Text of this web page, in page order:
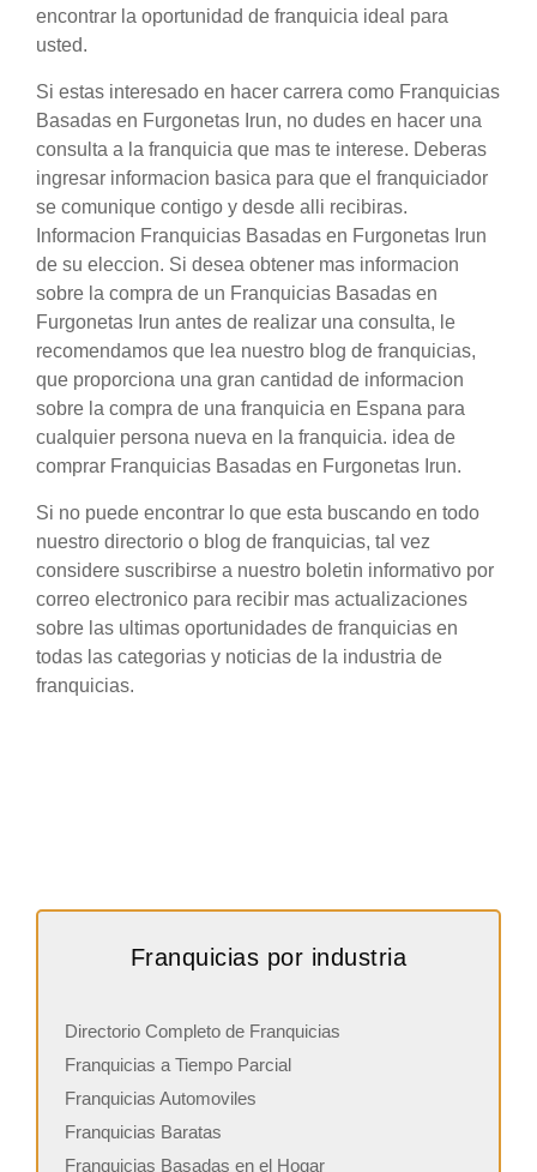
encontrar la oportunidad de franquicia ideal para
usted.
Si estas interesado en hacer carrera como Franquicias
Basadas en Furgonetas Irun, no dudes en hacer una
consulta a la franquicia que mas te interese. Deberas
ingresar informacion basica para que el franquiciador
se comunique contigo y desde alli recibiras.
Informacion Franquicias Basadas en Furgonetas Irun
de su eleccion. Si desea obtener mas informacion
sobre la compra de un Franquicias Basadas en
Furgonetas Irun antes de realizar una consulta, le
recomendamos que lea nuestro blog de franquicias,
que proporciona una gran cantidad de informacion
sobre la compra de una franquicia en Espana para
cualquier persona nueva en la franquicia. idea de
comprar Franquicias Basadas en Furgonetas Irun.
Si no puede encontrar lo que esta buscando en todo
nuestro directorio o blog de franquicias, tal vez
considere suscribirse a nuestro boletin informativo por
correo electronico para recibir mas actualizaciones
sobre las ultimas oportunidades de franquicias en
todas las categorias y noticias de la industria de
franquicias.
Franquicias por industria
Directorio Completo de Franquicias
Franquicias a Tiempo Parcial
Franquicias Automoviles
Franquicias Baratas
Franquicias Basadas en el Hogar